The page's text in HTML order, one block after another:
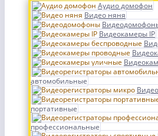
Аудио домофон
Видео няня
Видеокамеры IP
автомобильные
портативные
профессиональные